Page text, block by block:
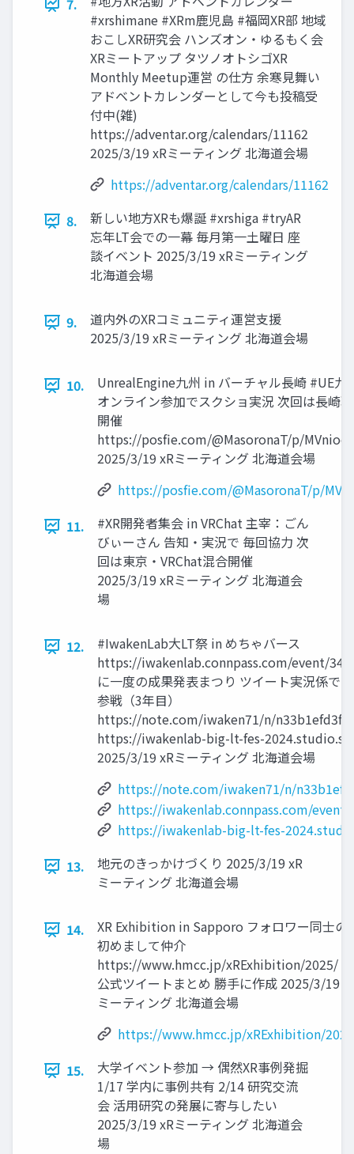
7.
#xrshimane #XRm鹿児島 #福岡XR部 地域
おこしXR研究会 ハンズオン・ゆるもく会
XRミートアップ タツノオトシゴXR
Monthly Meetup運営 の仕方 余寒見舞い
アドベントカレンダーとして今も投稿受
付中(雑)
https://adventar.org/calendars/11162
2025/3/19 xRミーティング 北海道会場
https://adventar.org/calendars/11162
8.
新しい地方XRも爆誕 #xrshiga #tryAR
忘年LT会での一幕 毎月第一土曜日 座
談イベント 2025/3/19 xRミーティング
北海道会場
9.
道内外のXRコミュニティ運営支援
2025/3/19 xRミーティング 北海道会場
10.
UnrealEngine九州 in バーチャル長崎 #UE九
オンライン参加でスクショ実況 次回は長崎
開催
https://posfie.com/@MasoronaT/p/MVnioev
2025/3/19 xRミーティング 北海道会場
https://posfie.com/@MasoronaT/p/
11.
#XR開発者集会 in VRChat 主宰：ごん
びぃーさん 告知・実況で 毎回協力 次
回は東京・VRChat混合開催
2025/3/19 xRミーティング 北海道会
場
12.
#IwakenLab大LT祭 in めちゃバース
https://iwakenlab.connpass.com/event/
に一度の成果発表まつり ツイート実況係で
参戦（3年目）
https://note.com/iwaken71/n/
https://iwakenlab-big-lt-fes-
2025/3/19 xRミーティング 北海道会場
https://note.com/iwaken71/n/
https://iwakenlab.connpass.com/event/
https://iwakenlab-big-lt-fes-
13.
地元のきっかけづくり 2025/3/19 xR
ミーティング 北海道会場
14.
XR Exhibition in Sapporo フォロワー同士の
初めまして仲介
https://www.hmcc.jp/xRExhibition/2025/ 非
公式ツイートまとめ 勝手に作成 2025/3/19
ミーティング 北海道会場
https://www.hmcc.jp/xRExhibition/
15.
大学イベント参加 → 偶然XR事例発掘
1/17 学内に事例共有 2/14 研究交流
会 活用研究の発展に寄与したい
2025/3/19 xRミーティング 北海道会
場